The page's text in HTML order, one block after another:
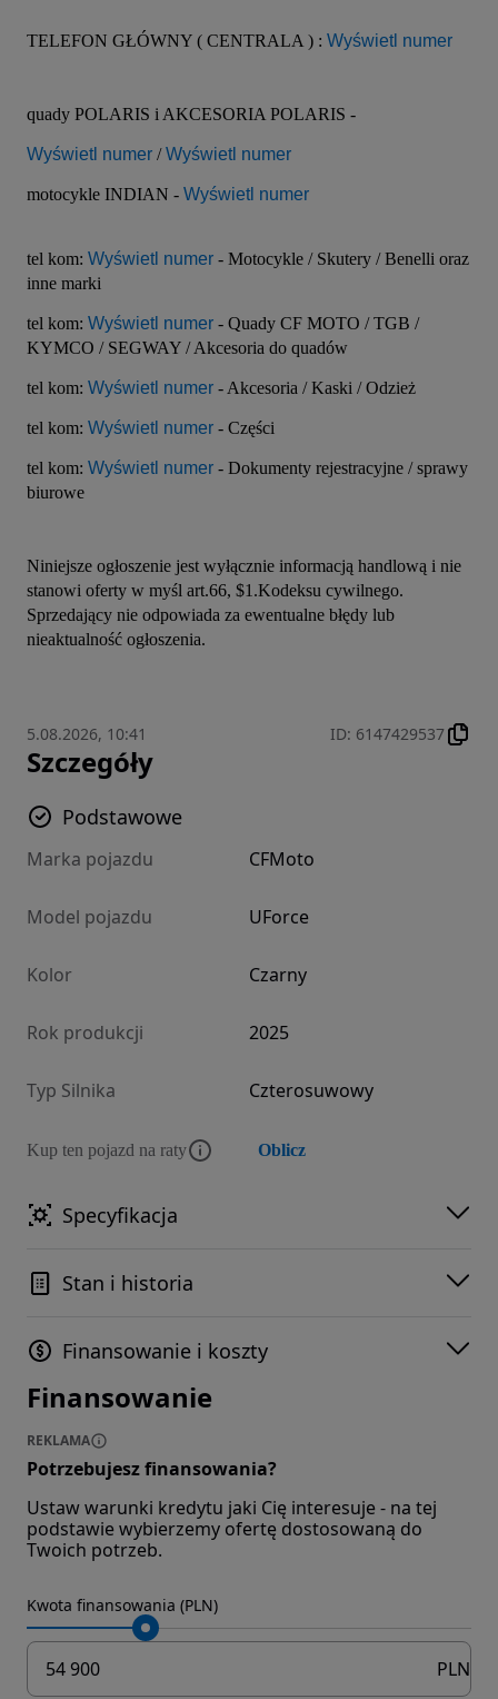
TELEFON GŁÓWNY ( CENTRALA ) : Wyświetl numer
quady POLARIS i AKCESORIA POLARIS -
Wyświetl numer / Wyświetl numer
motocykle INDIAN - Wyświetl numer
tel kom: Wyświetl numer - Motocykle / Skutery / Benelli oraz
inne marki
tel kom: Wyświetl numer - Quady CF MOTO / TGB /
KYMCO / SEGWAY / Akcesoria do quadów
tel kom: Wyświetl numer - Akcesoria / Kaski / Odzież
tel kom: Wyświetl numer - Części
tel kom: Wyświetl numer - Dokumenty rejestracyjne / sprawy
biurowe
Niniejsze ogłoszenie jest wyłącznie informacją handlową i nie
stanowi oferty w myśl art.66, $1.Kodeksu cywilnego.
Sprzedający nie odpowiada za ewentualne błędy lub
nieaktualność ogłoszenia.
5.08.2026, 10:41 ID: 6147429537
Szczegóły
Podstawowe
Marka pojazdu CFMoto
Model pojazdu UForce
Kolor Czarny
Rok produkcji 2025
Typ Silnika Czterosuwowy
Kup ten pojazd na raty Oblicz
Specyfikacja
Stan i historia
Finansowanie i koszty
Finansowanie
REKLAMA
Potrzebujesz finansowania?
Ustaw warunki kredytu jaki Cię interesuje - na tej
podstawie wybierzemy ofertę dostosowaną do
Twoich potrzeb.
Kwota finansowania (PLN)
PLN